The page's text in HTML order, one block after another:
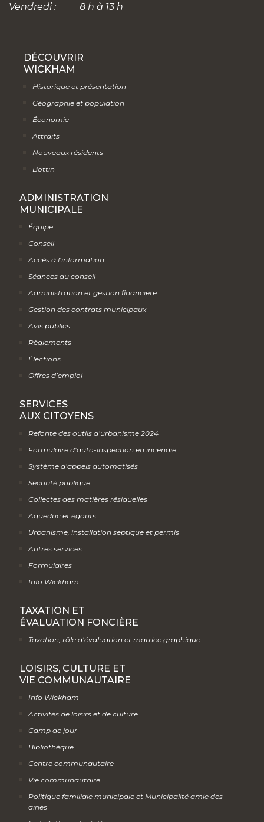
Vendredi :
8 h à 13 h
DÉCOUVRIR
WICKHAM
Historique et présentation
Géographie et population
Économie
Attraits
Nouveaux résidents
Bottin
ADMINISTRATION
MUNICIPALE
Équipe
Conseil
Accès à l’information
Séances du conseil
Administration et gestion financière
Gestion des contrats municipaux
Avis publics
Règlements
Élections
Offres d’emploi
SERVICES
AUX CITOYENS
Refonte des outils d’urbanisme 2024
Formulaire d’auto-inspection en incendie
Système d’appels automatisés
Sécurité publique
Collectes des matières résiduelles
Aqueduc et égouts
Urbanisme, installation septique et permis
Autres services
Formulaires
Info Wickham
TAXATION ET
ÉVALUATION FONCIÈRE
Taxation, rôle d’évaluation et matrice graphique
LOISIRS, CULTURE ET
VIE COMMUNAUTAIRE
Info Wickham
Activités de loisirs et de culture
Camp de jour
Bibliothèque
Centre communautaire
Vie communautaire
Politique familiale municipale et Municipalité amie des
ainés